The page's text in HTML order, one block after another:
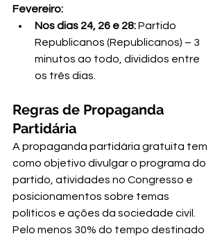
Fevereiro:
Nos dias 24, 26 e 28: Partido
Republicanos (Republicanos) – 3
minutos ao todo, divididos entre
os três dias.
Regras de Propaganda
Partidária
A propaganda partidária gratuita tem
como objetivo divulgar o programa do
partido, atividades no Congresso e
posicionamentos sobre temas
políticos e ações da sociedade civil.
Pelo menos 30% do tempo destinado